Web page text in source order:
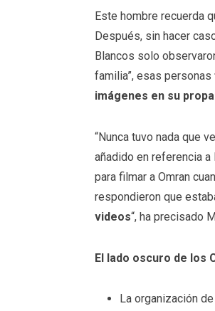
Este hombre recuerda
Después, sin hacer
Blancos solo
familia”, esas personas
imágenes en su
“Nunca tuvo nada que
añadido en referencia
para filmar a Omran
respondieron que
videos“, ha precisado
El lado oscuro de los
La organización